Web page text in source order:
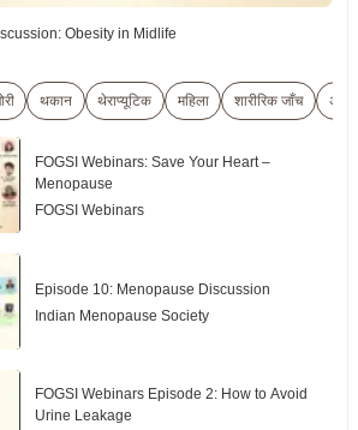
Obesity in Midlife
थकान थेराप्यूटिक महिला शारीरिक जाँच
FOGSI Webinars: Save Your Heart –
Menopause
FOGSI Webinars
Episode 10: Menopause Discussion
Indian Menopause Society
FOGSI Webinars Episode 2: How to Avoid
Urine Leakage